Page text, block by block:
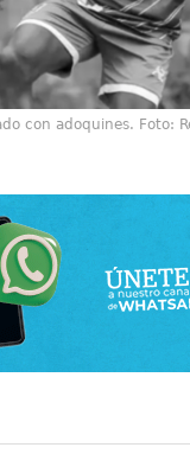
con adoquines. Foto: